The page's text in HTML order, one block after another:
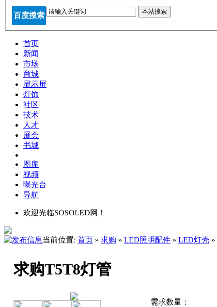
百度搜索 本站搜索
首页
新闻
市场
商城
显示屏
灯饰
社区
技术
人才
展会
书城
图库
视频
曝光台
导航
欢迎光临SOSOLED网！
当前位置: 首页 » 求购 » LED照明配件 » LED灯壳 »
求购T5T8灯管
需求数量：